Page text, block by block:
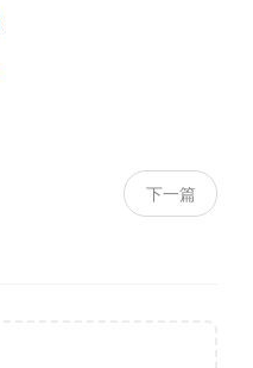
下一篇